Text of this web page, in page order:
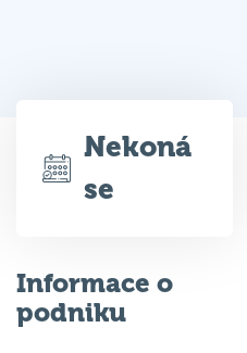
Nekoná
se
Informace o
podniku